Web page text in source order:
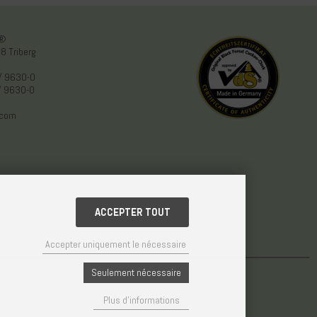
Triberg
9630-0
9630-0
© Weisser GmbH - Haus der 1000 Uhren®
ACCEPTER TOUT
Accepter uniquement le nécessaire
Seulement nécessaire
Plus d'informations